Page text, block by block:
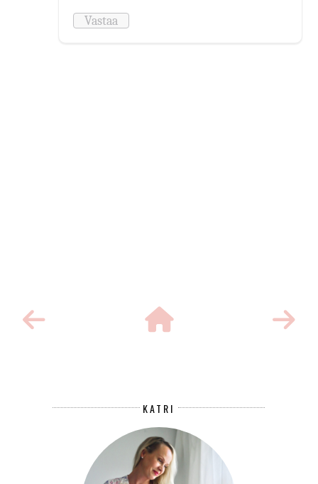
Vastaa
KATRI